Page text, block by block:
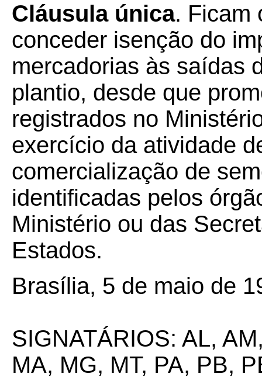
Cláusula única. Ficam
conceder isenção do
mercadorias às saídas
plantio, desde que
registrados no
exercício da atividade
comercialização de
identificadas pelos
Ministério ou das
Estados.
Brasília, 5 de maio de
SIGNATÁRIOS: AL,
MA, MG, MT, PA, PB,